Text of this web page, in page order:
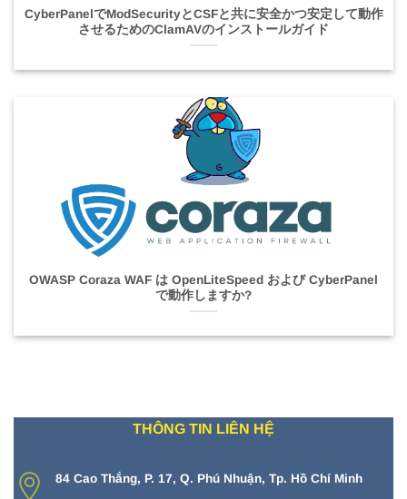
CyberPanelでModSecurityとCSFと共に安全かつ安定して動作
させるためのClamAVのインストールガイド
OWASP Coraza WAF は OpenLiteSpeed および Cyber​​Panel
で動作しますか?
THÔNG TIN LIÊN HỆ
84 Cao Thắng, P. 17, Q. Phú Nhuận, Tp. Hồ Chí Minh